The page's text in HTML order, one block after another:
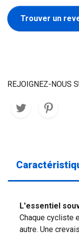
Trouver un
REJOIGNEZ-NOUS
L'essentiel
Chaque cycliste
autre. Une